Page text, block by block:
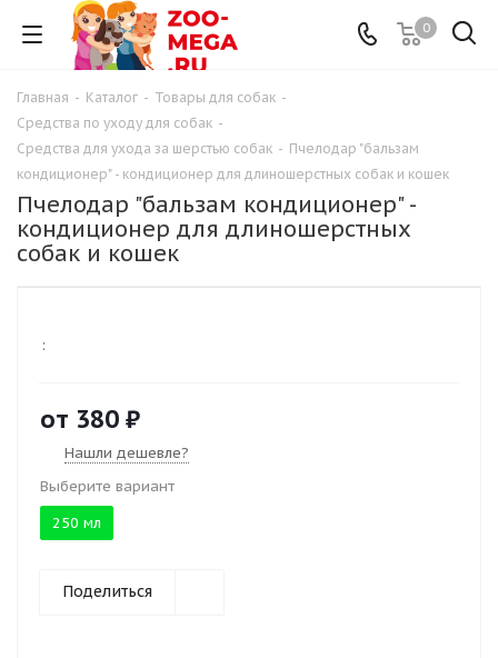
0
Главная - Каталог - Товары для собак -
Средства по уходу для собак -
Средства для ухода за шерстью собак - Пчелодар "бальзам
кондиционер" - кондиционер для длиношерстных собак и кошек
Пчелодар "бальзам кондиционер" -
кондиционер для длиношерстных
собак и кошек
:
от 380 ₽
Нашли дешевле?
Выберите вариант
250 мл
Поделиться